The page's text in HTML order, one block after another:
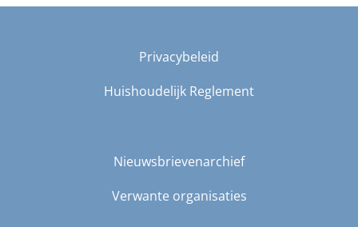
Privacybeleid
Huishoudelijk Reglement
Nieuwsbrievenarchief
Verwante organisaties